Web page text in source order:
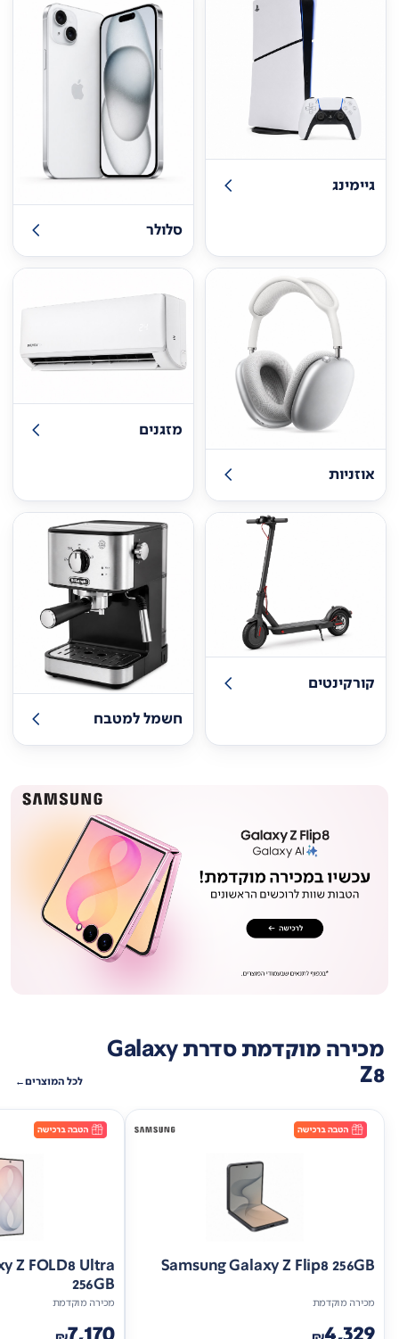
גיימינג
סלולר
אוזניות
מזגנים
קורקינטים
חשמל למטבח
מכירה מוקדמת סדרת Galaxy
Z8 לכל המוצרים
Samsung Galaxy Z Flip8 256GB
מכירה מוקדמת
Z FOLD8 Ultra
256GB
מכירה מוקדמת